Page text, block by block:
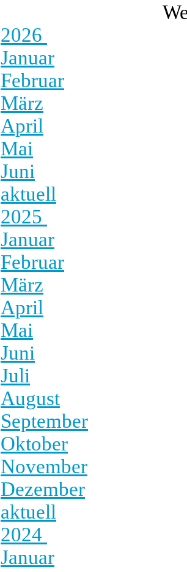
2026
Januar
Februar
März
April
Mai
Juni
aktuell
2025
Januar
Februar
März
April
Mai
Juni
Juli
August
September
Oktober
November
Dezember
aktuell
2024
Januar